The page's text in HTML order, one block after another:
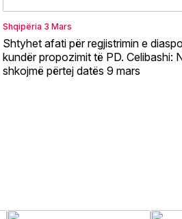
Shqipëria 3 Mars
Shtyhet afati për regjistrimin e
kundër propozimit të PD. Celibashi:
shkojmë përtej datës 9 mars